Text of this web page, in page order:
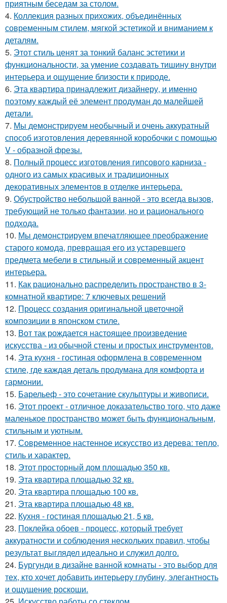
приятным беседам за столом.
4. Коллекция разных прихожих, объединённых
современным стилем, мягкой эстетикой и вниманием к
деталям.
5. Этот стиль ценят за тонкий баланс эстетики и
функциональности, за умение создавать тишину внутри
интерьера и ощущение близости к природе.
6. Эта квартира принадлежит дизайнеру, и именно
поэтому каждый её элемент продуман до малейшей
детали.
7. Мы демонстрируем необычный и очень аккуратный
способ изготовления деревянной коробочки с помощью
V - образной фрезы.
8. Полный процесс изготовления гипсового карниза -
одного из самых красивых и традиционных
декоративных элементов в отделке интерьера.
9. Обустройство небольшой ванной - это всегда вызов,
требующий не только фантазии, но и рационального
подхода.
10. Мы демонстрируем впечатляющее преображение
старого комода, превращая его из устаревшего
предмета мебели в стильный и современный акцент
интерьера.
11. Как рационально распределить пространство в 3-
комнатной квартире: 7 ключевых решений
12. Процесс создания оригинальной цветочной
композиции в японском стиле.
13. Вот так рождается настоящее произведение
искусства - из обычной стены и простых инструментов.
14. Эта кухня - гостиная оформлена в современном
стиле, где каждая деталь продумана для комфорта и
гармонии.
15. Барельеф - это сочетание скульптуры и живописи.
16. Этот проект - отличное доказательство того, что даже
маленькое пространство может быть функциональным,
стильным и уютным.
17. Современное настенное искусство из дерева: тепло,
стиль и характер.
18. Этот просторный дом площадью 350 кв.
19. Эта квартира площадью 32 кв.
20. Эта квартира площадью 100 кв.
21. Эта квартира площадью 48 кв.
22. Кухня - гостиная площадью 21, 5 кв.
23. Поклейка обоев - процесс, который требует
аккуратности и соблюдения нескольких правил, чтобы
результат выглядел идеально и служил долго.
24. Бургунди в дизайне ванной комнаты - это выбор для
тех, кто хочет добавить интерьеру глубину, элегантность
и ощущение роскоши.